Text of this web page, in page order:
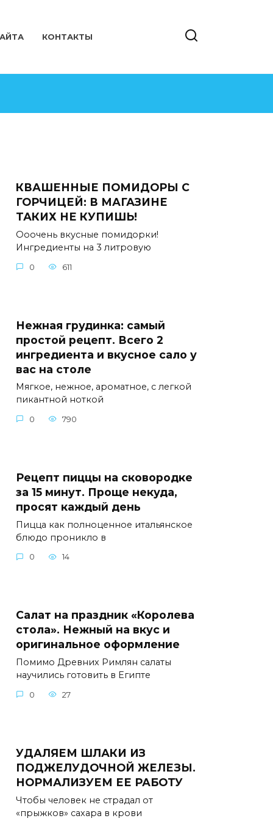
КОНТАКТЫ
КВАШЕННЫЕ ПОМИДОРЫ С
ГОРЧИЦЕЙ: В МАГАЗИНЕ
ТАКИХ НЕ КУПИШЬ!
Ооочень вкусные помидорки!
Ингредиенты на 3 литровую
0 611
Нежная грудинка: самый
простой рецепт. Всего 2
ингредиента и вкусное сало у
вас на столе
Мягкое, нежное, ароматное, с легкой
пикантной ноткой
0 790
Рецепт пиццы на сковородке
за 15 минут. Проще некуда,
просят каждый день
Пицца как полноценное итальянское
блюдо проникло в
0 14
Салат на праздник «Королева
стола». Нежный на вкус и
оригинальное оформление
Помимо Древних Римлян салаты
научились готовить в Египте
0 27
УДАЛЯЕМ ШЛАКИ ИЗ
ПОДЖЕЛУДОЧНОЙ ЖЕЛЕЗЫ.
НОРМАЛИЗУЕМ ЕЕ РАБОТУ
Чтобы человек не страдал от
«прыжков» сахара в крови